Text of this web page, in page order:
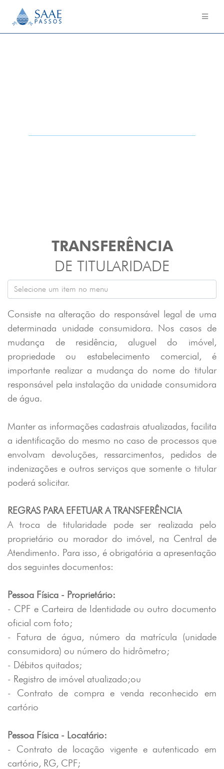
TRANSFERÊNCIA
DE TITULARIDADE
Consiste na alteração do responsável legal de uma
determinada unidade consumidora. Nos casos de
mudança de residência, aluguel do imóvel,
propriedade ou estabelecimento comercial, é
importante realizar a mudança do nome do titular
responsável pela instalação da unidade consumidora
de água.
Manter as informações cadastrais atualizadas, facilita
a identificação do mesmo no caso de processos que
envolvam devoluções, ressarcimentos, pedidos de
indenizações e outros serviços que somente o titular
poderá solicitar.
REGRAS PARA EFETUAR A TRANSFERÊNCIA
A troca de titularidade pode ser realizada pelo
proprietário ou morador do imóvel, na Central de
Atendimento. Para isso, é obrigatória a apresentação
dos seguintes documentos:
Pessoa Física - Proprietário:
- CPF e Carteira de Identidade ou outro documento
oficial com foto;
- Fatura de água, número da matrícula (unidade
consumidora) ou número do hidrômetro;
- Débitos quitados;
- Registro de imóvel atualizado;ou
- Contrato de compra e venda reconhecido em
cartório
Pessoa Física - Locatário:
- Contrato de locação vigente e autenticado em
cartório, RG, CPF;